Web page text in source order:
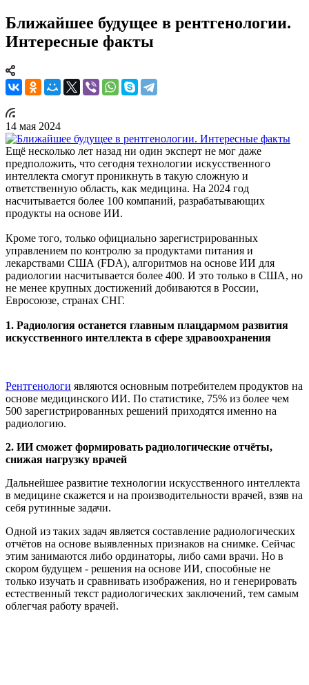
Ближайшее будущее в рентгенологии.
Интересные факты
14 мая 2024
Ещё несколько лет назад ни один эксперт не мог даже
предположить, что сегодня технологии искусственного
интеллекта смогут проникнуть в такую сложную и
ответственную область, как медицина. На 2024 год
насчитывается более 100 компаний, разрабатывающих
продукты на основе ИИ.
Кроме того, только официально зарегистрированных
управлением по контролю за продуктами питания и
лекарствами США (FDA), алгоритмов на основе ИИ для
радиологии насчитывается более 400. И это только в США, но
не менее крупных достижений добиваются в России,
Евросоюзе, странах СНГ.
1. Радиология останется главным плацдармом развития
искусственного интеллекта в сфере здравоохранения
Рентгенологи являются основным потребителем продуктов на
основе медицинского ИИ. По статистике, 75% из более чем
500 зарегистрированных решений приходятся именно на
радиологию.
2. ИИ сможет формировать радиологические отчёты,
снижая нагрузку врачей
Дальнейшее развитие технологии искусственного интеллекта
в медицине скажется и на производительности врачей, взяв на
себя рутинные задачи.
Одной из таких задач является составление радиологических
отчётов на основе выявленных признаков на снимке. Сейчас
этим занимаются либо ординаторы, либо сами врачи. Но в
скором будущем - решения на основе ИИ, способные не
только изучать и сравнивать изображения, но и генерировать
естественный текст радиологических заключений, тем самым
облегчая работу врачей.